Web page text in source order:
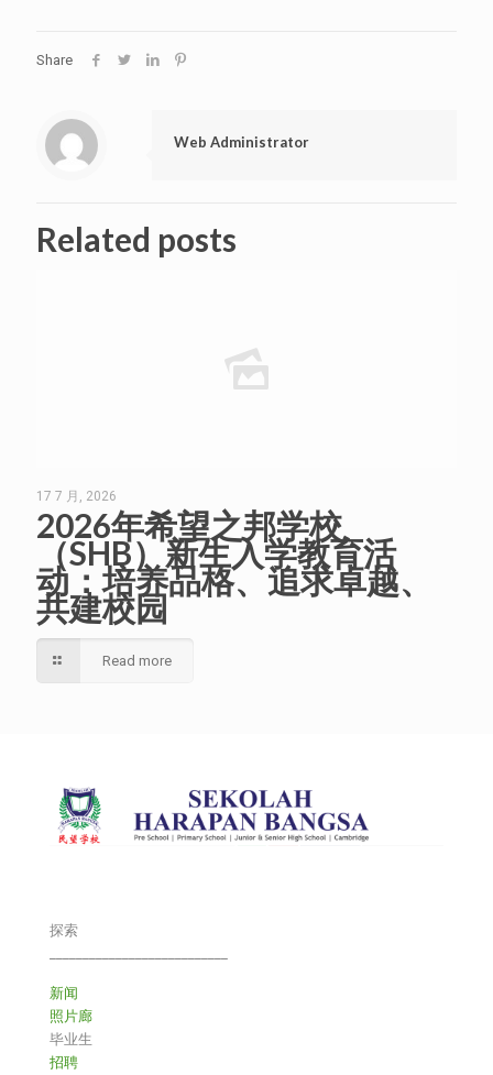
Share
Web Administrator
Related posts
17 7 月, 2026
2026年希望之邦学校
（SHB）新生入学教育活
动：培养品格、追求卓越、
共建校园
Read more
探索
新闻
照片廊
毕业生
招聘